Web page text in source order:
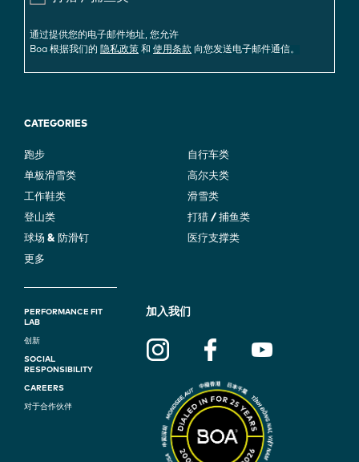
通过提供您的电子邮件地址, 您允许
Boa 根据我们的 隐私政策 和 使用条款 向您发送电子邮件通信。
CATEGORIES
跑步
自行车类
单板滑雪类
高尔夫类
工作鞋类
滑雪类
登山类
打猎 / 捕鱼类
球场 & 防滑钉
医疗支撑类
更多
F
O
O
T
PERFORMANCE FIT
LAB
创新
SOCIAL
RESPONSIBILITY
CAREERS
对于合作伙伴
加入我们